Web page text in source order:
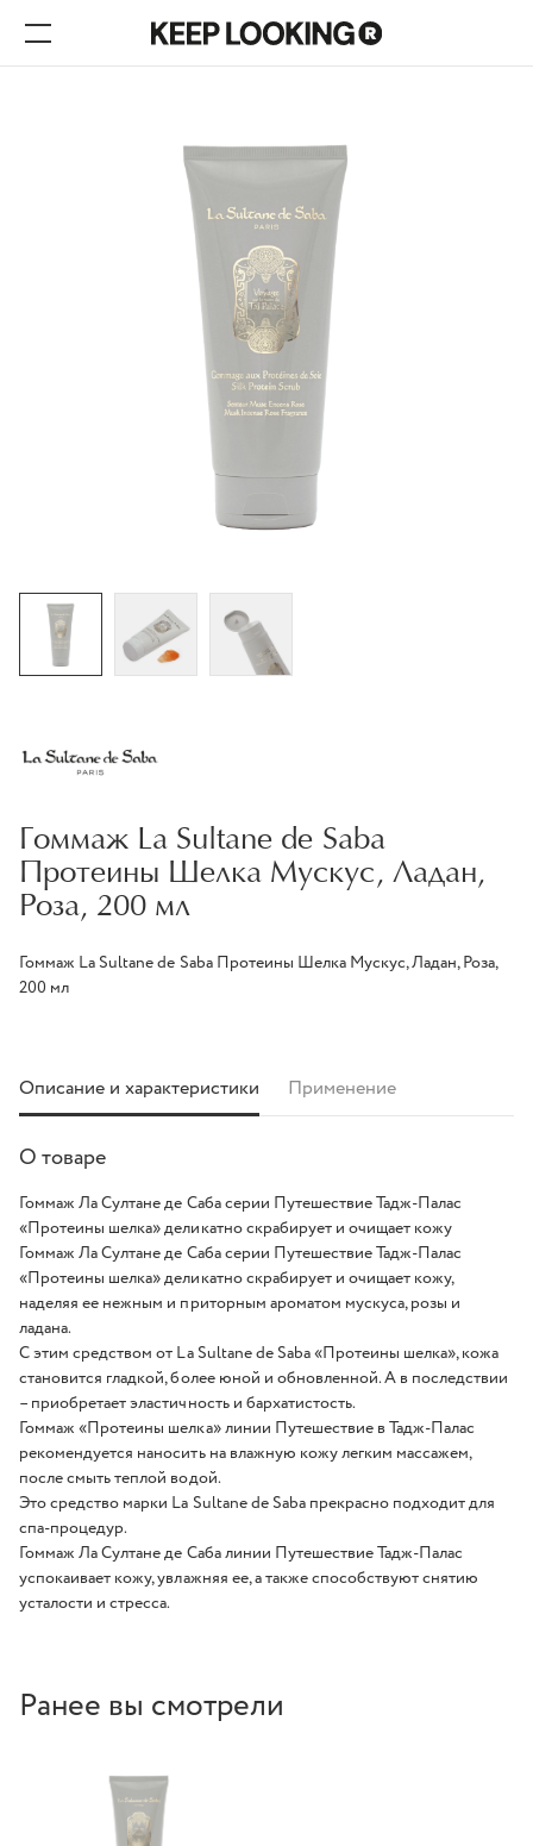
Гоммаж La Sultane de Saba
Протеины Шелка Мускус, Ладан,
Роза, 200 мл
Гоммаж La Sultane de Saba Протеины Шелка Мускус, Ладан, Роза,
200 мл
Описание и характеристики Применение
О товаре
Гоммаж Ла Султане де Саба серии Путешествие Тадж-Палас
«Протеины шелка» деликатно скрабирует и очищает кожу
Гоммаж Ла Султане де Саба серии Путешествие Тадж-Палас
«Протеины шелка» деликатно скрабирует и очищает кожу,
наделяя ее нежным и приторным ароматом мускуса, розы и
ладана.
С этим средством от La Sultane de Saba «Протеины шелка», кожа
становится гладкой, более юной и обновленной. А в последствии
– приобретает эластичность и бархатистость.
Гоммаж «Протеины шелка» линии Путешествие в Тадж-Палас
рекомендуется наносить на влажную кожу легким массажем,
после смыть теплой водой.
Это средство марки La Sultane de Saba прекрасно подходит для
спа-процедур.
Гоммаж Ла Султане де Саба линии Путешествие Тадж-Палас
успокаивает кожу, увлажняя ее, а также способствуют снятию
усталости и стресса.
Ранее вы смотрели